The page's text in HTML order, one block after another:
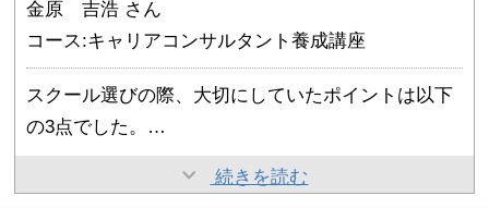
成講座を修了することができました。
また、少人数制であること、試験にも特化している
「試験対策講座」があることも魅力でした。養成講
座を比較すると大手のスクールに目が向きがちです
とりに向き合ってくれる対応力があり、受講できて
「傾聴」を意識する場面が多くありました。
これまでは、「こうあってほしい」、「こうしてほ
しい」という自分の思いから、「こうした方がい
い」と一方的に話を進めてしまうこともありまし
た。しかし養成講座で学んだことで、まずは相手の
気持ちに寄り添うことが大事と意識できるようにな
ゃんを抱っこしたまま参加することが多く、「迷惑
をかけてしまうかもしれない」「最後まで受講でき
るか」と不安がいっぱいでした。
しかし、事務局や講師の方々が寄り添ってサポート
金原 吉浩 さん
コース:キャリアコンサルタント養成講座
スクール選びの際、大切にしていたポイントは以下
の3点でした。
・リモートと対面授業の両方があること
まず、「自己理解」を意識するようになったことは
続きを読む